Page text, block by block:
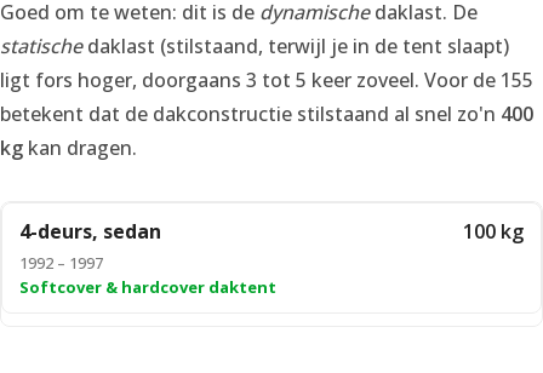
Goed om te weten: dit is de dynamischedaklast. De
statischedaklast (stilstaand, terwijl je in de tent slaapt)
ligt fors hoger, doorgaans 3 tot 5 keer zoveel. Voor de 155
betekent dat de dakconstructie stilstaand al snel zo'n 400
kg kan dragen.
4-deurs, sedan
1992 – 1997
100 kg
Softcover & hardcover daktent